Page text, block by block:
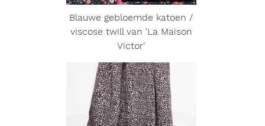
Blauwe gebloemde katoen /
viscose twill van 'La Maison
Victor'